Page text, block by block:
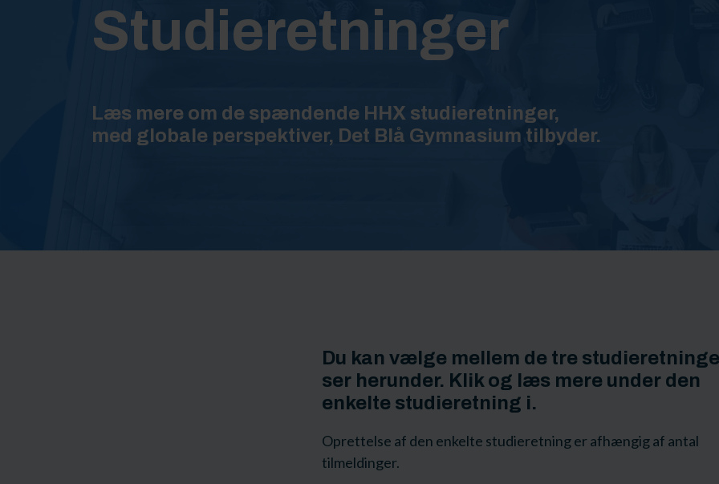
Studieretninger
Læs mere om de spændende HHX studieretninger,
med globale perspektiver, Det Blå Gymnasium tilbyder.
Du kan vælge mellem de tre
ser herunder. Klik og læs mere under den
enkelte studieretning i.
Oprettelse af den enkelte studieretning er afhængig af antal
tilmeldinger.